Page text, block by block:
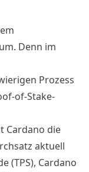
Denn im
Prozess
of-Stake-
Cardano die
aktuell
(TPS), Cardano